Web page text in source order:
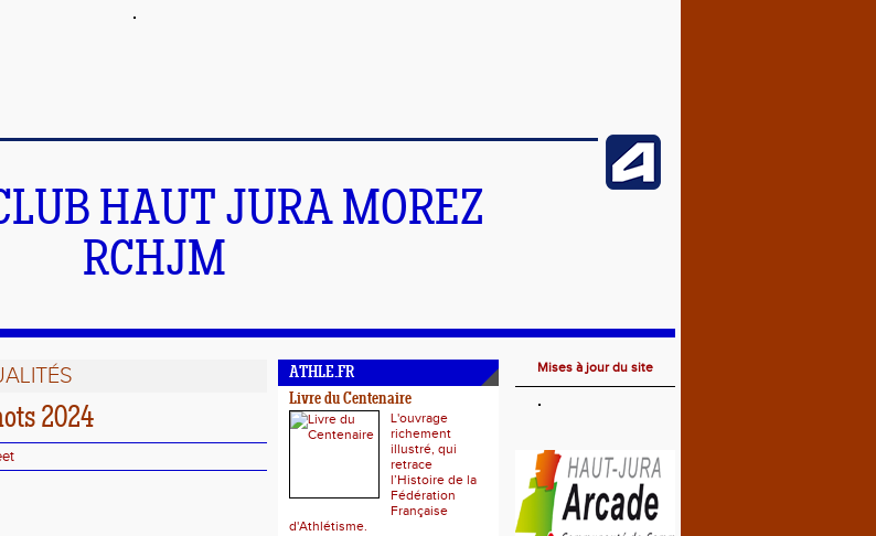
HAUT JURA MOREZ
RCHJM
2024
ATHLE.FR
Livre du Centenaire
L'ouvrage
richement
illustré, qui
retrace
l’Histoire de la
Fédération
Française
d'Athlétisme.
Mises à jour du site